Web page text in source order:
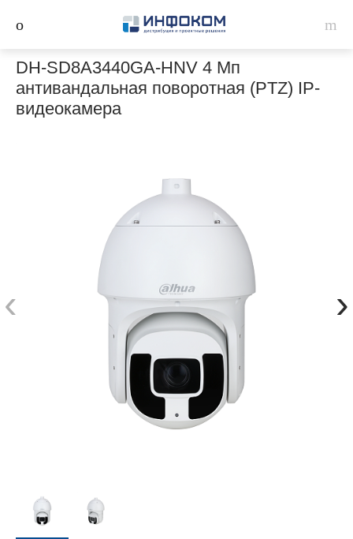
DH-SD8A3440GA-HNV 4 Мп
антивандальная поворотная (PTZ) IP-
видеокамера
‹ ›